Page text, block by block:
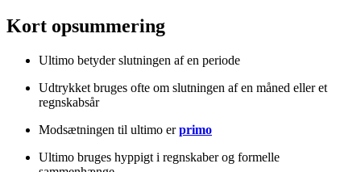
Kort opsummering
Ultimo betyder slutningen af en periode
Udtrykket bruges ofte om slutningen af en måned eller et
regnskabsår
Modsætningen til ultimo erprimo
Ultimo bruges hyppigt i regnskaber og formelle